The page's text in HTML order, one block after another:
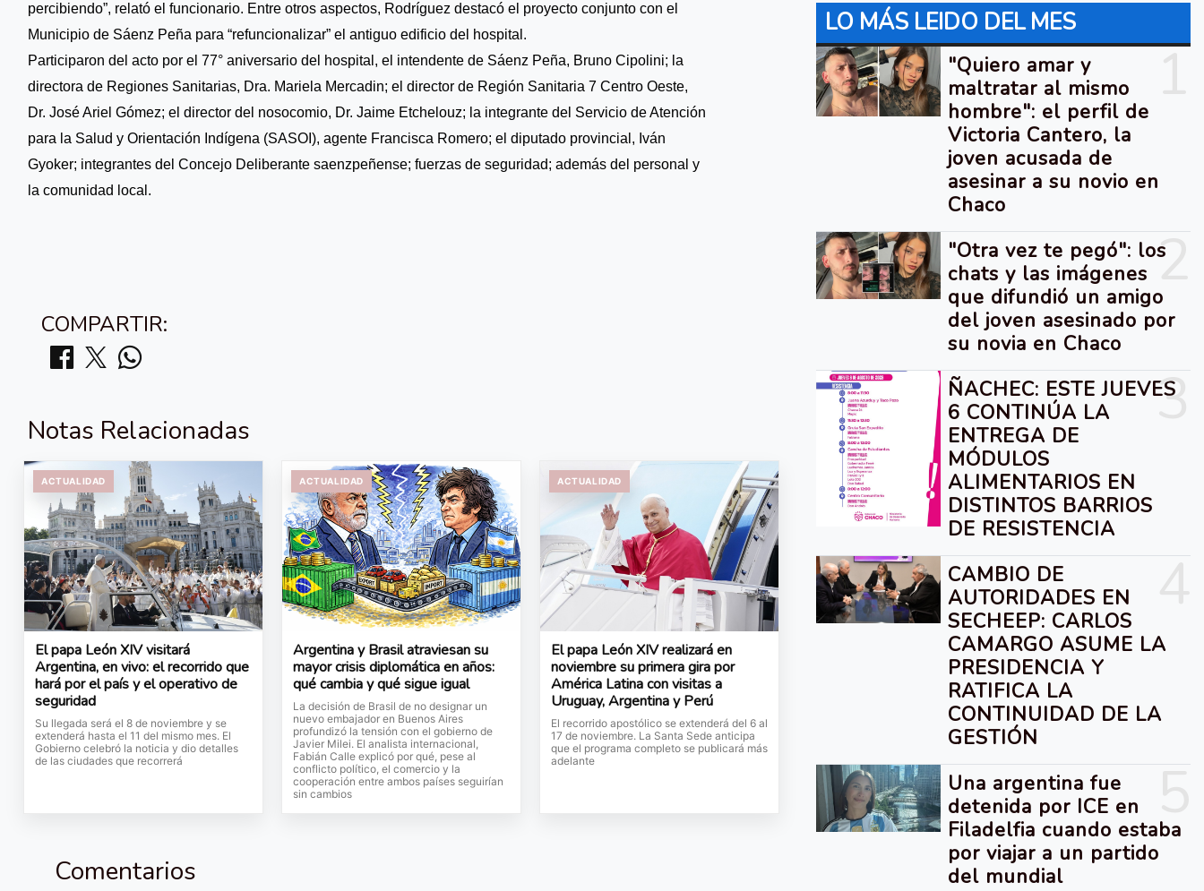
percibiendo”, relató el funcionario. Entre otros aspectos, Rodríguez destacó el proyecto conjunto con el
Municipio de Sáenz Peña para “refuncionalizar” el antiguo edificio del hospital.
Participaron del acto por el 77° aniversario del hospital, el intendente de Sáenz Peña, Bruno Cipolini; la
directora de Regiones Sanitarias, Dra. Mariela Mercadin; el director de Región Sanitaria 7 Centro Oeste,
Dr. José Ariel Gómez; el director del nosocomio, Dr. Jaime Etchelouz; la integrante del Servicio de Atención
para la Salud y Orientación Indígena (SASOI), agente Francisca Romero; el diputado provincial, Iván
Gyoker; integrantes del Concejo Deliberante saenzpeñense; fuerzas de seguridad; además del personal y
la comunidad local.
COMPARTIR:
Notas Relacionadas
ACTUALIDAD
El papa León XIV visitará
Argentina, en vivo: el recorrido que
hará por el país y el operativo de
seguridad
Su llegada será el 8 de noviembre y se
extenderá hasta el 11 del mismo mes. El
Gobierno celebró la noticia y dio detalles
de las ciudades que recorrerá
ACTUALIDAD
Argentina y Brasil atraviesan su
mayor crisis diplomática en años:
qué cambia y qué sigue igual
La decisión de Brasil de no designar un
nuevo embajador en Buenos Aires
profundizó la tensión con el gobierno de
Javier Milei. El analista internacional,
Fabián Calle explicó por qué, pese al
conflicto político, el comercio y la
cooperación entre ambos países seguirían
sin cambios
ACTUALIDAD
El papa León XIV realizará en
noviembre su primera gira por
América Latina con visitas a
Uruguay, Argentina y Perú
El recorrido apostólico se extenderá del 6 al
17 de noviembre. La Santa Sede anticipa
que el programa completo se publicará más
adelante
Comentarios
LO MÁS LEIDO DEL MES
"Quiero amar y
maltratar al mismo
hombre": el perfil de
Victoria Cantero, la
joven acusada de
asesinar a su novio en
Chaco
2
"Otra vez te pegó": los
chats y las imágenes
que difundió un amigo
del joven asesinado por
su novia en Chaco
3
ÑACHEC: ESTE JUEVES
6 CONTINÚA LA
ENTREGA DE
MÓDULOS
ALIMENTARIOS EN
DISTINTOS BARRIOS
DE RESISTENCIA
CAMBIO DE
AUTORIDADES EN
SECHEEP: CARLOS
CAMARGO ASUME LA
PRESIDENCIA Y
RATIFICA LA
CONTINUIDAD DE LA
GESTIÓN
Una argentina fue
detenida por ICE en
Filadelfia cuando estaba
por viajar a un partido
del mundial